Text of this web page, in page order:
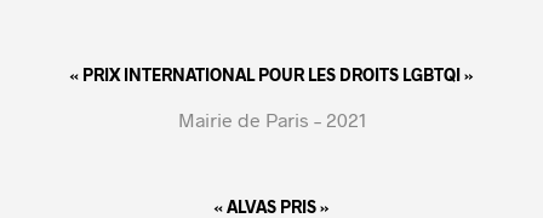
« PRIX INTERNATIONAL POUR LES DROITS LGBTQI »
Mairie de Paris – 2021
« ALVAS PRIS »